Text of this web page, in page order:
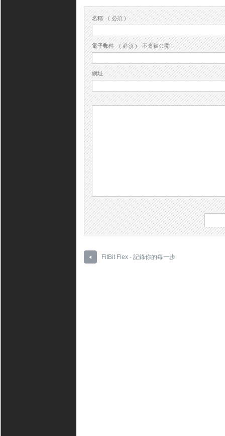
名稱 ( 必須 )
電子郵件 ( 必須 ) - 不會被公開 -
網址
FitBit Flex - 記錄你的每一步